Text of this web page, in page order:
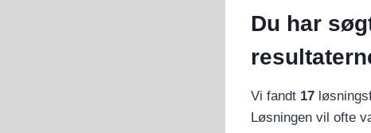
Du har
Vi fandt 17
Løsningen vil ofte